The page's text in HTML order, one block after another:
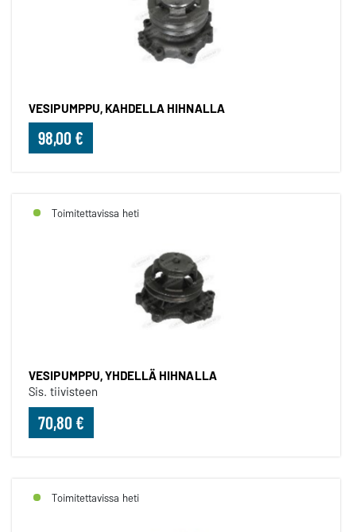
VESIPUMPPU, KAHDELLA HIHNALLA
98,00 €
Toimitettavissa heti
VESIPUMPPU, YHDELLÄ HIHNALLA
Sis. tiivisteen
70,80 €
Toimitettavissa heti